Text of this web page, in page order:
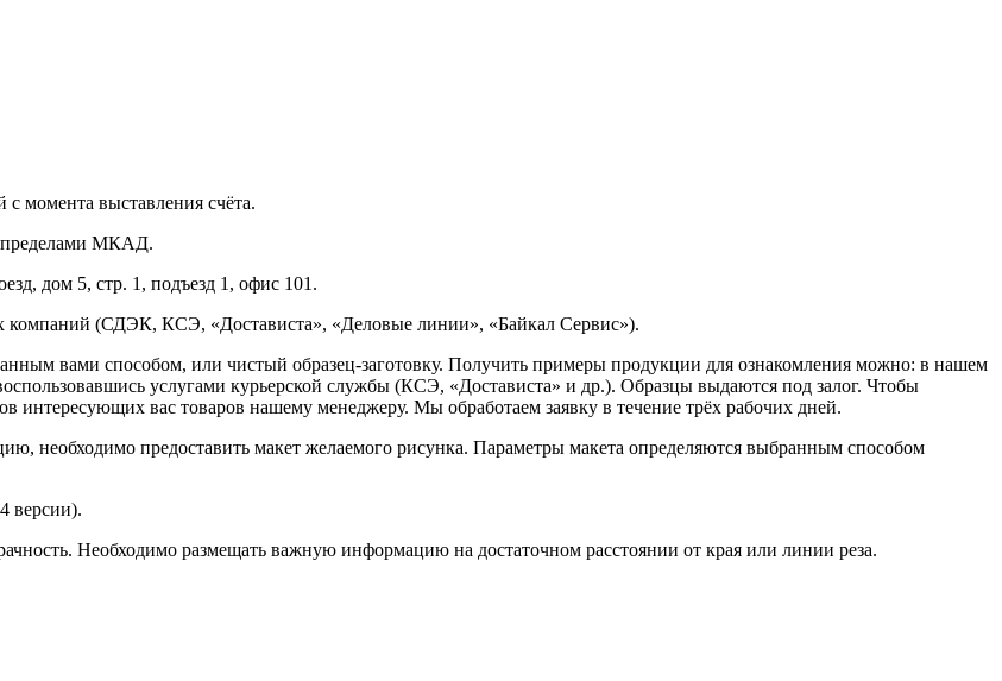
с момента выставления счёта.
пределами МКАД.
дом 5, стр. 1, подъезд 1, офис 101.
компаний (СДЭК, КСЭ, «Достависта», «Деловые линии», «Байкал Сервис»).
вами способом, или чистый образец-заготовку. Получить примеры продукции для ознакомления можно: в нашем
услугами курьерской службы (КСЭ, «Достависта» и др.). Образцы выдаются под залог. Чтобы
интересующих вас товаров нашему менеджеру. Мы обработаем заявку в течение трёх рабочих дней.
необходимо предоставить макет желаемого рисунка. Параметры макета определяются выбранным способом
версии).
Необходимо размещать важную информацию на достаточном расстоянии от края или линии реза.